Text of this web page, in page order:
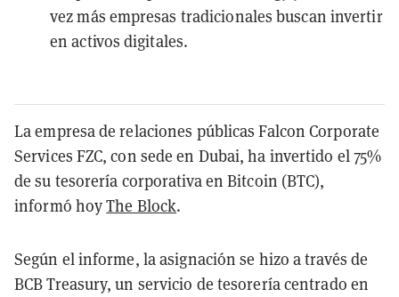
vez más empresas tradicionales buscan invertir
en activos digitales.
La empresa de relaciones públicas Falcon Corporate
Services FZC, con sede en Dubai, ha invertido el 75%
de su tesorería corporativa en Bitcoin (BTC),
informó hoyThe Block.
Según el informe, la asignación se hizo a través de
BCB Treasury, un servicio de tesorería centrado en